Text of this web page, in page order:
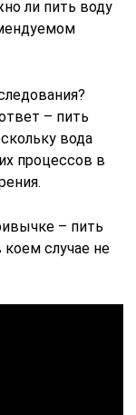
ли пить воду
– пить
вода
процессов в
– пить
случае не